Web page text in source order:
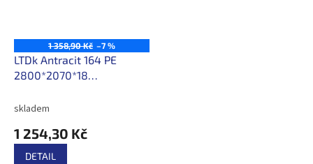
1 358,90 Kč –7 %
LTDk Antracit 164 PE
2800*2070*18
skladem
1 254,30 Kč
DETAIL